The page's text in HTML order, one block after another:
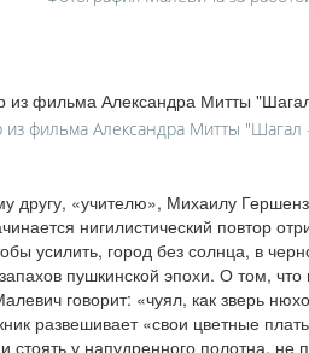
из фильма Александра Митты
другу, «учителю», Михаилу
нигилистический повтор
усилить, город без солнца, в
пушкинской эпохи. О том, что
говорит: «чуял, как зверь
развешивает «свои цветные
стоять у напудренного полотна,